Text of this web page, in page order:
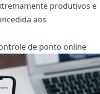
produtivos e
aos
de ponto online